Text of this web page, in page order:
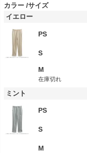
カラー サイズ
イエロー
PS
S
M
在庫切れ
ミント
PS
S
M